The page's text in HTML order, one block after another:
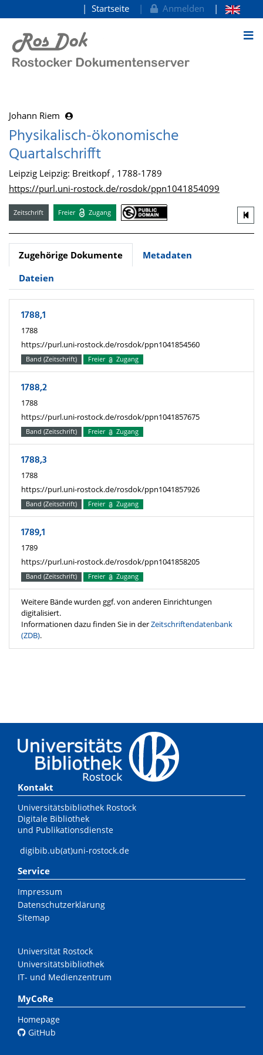
zum Inhalt
Startseite Anmelden
Johann Riem
Physikalisch-ökonomische
Quartalschrifft
Leipzig Leipzig: Breitkopf , 1788-1789
https://purl.uni-rostock.de/rosdok/ppn1041854099
Zeitschrift Freier Zugang
Zugehörige Dokumente
Metadaten
Dateien
1788,1
1788
https://purl.uni-rostock.de/rosdok/ppn1041854560
Band (Zeitschrift) Freier Zugang
1788,2
1788
https://purl.uni-rostock.de/rosdok/ppn1041857675
Band (Zeitschrift) Freier Zugang
1788,3
1788
https://purl.uni-rostock.de/rosdok/ppn1041857926
Band (Zeitschrift) Freier Zugang
1789,1
1789
https://purl.uni-rostock.de/rosdok/ppn1041858205
Band (Zeitschrift) Freier Zugang
Weitere Bände wurden ggf. von anderen Einrichtungen
digitalisiert.
Informationen dazu finden Sie in derZeitschriftendatenbank
(ZDB).
Kontakt
Universitätsbibliothek Rostock
Digitale Bibliothek
und Publikationsdienste
digibib.ub(at)uni-rostock.de
Service
Impressum
Datenschutzerklärung
Sitemap
Universität Rostock
Universitätsbibliothek
IT- und Medienzentrum
MyCoRe
Homepage
GitHub